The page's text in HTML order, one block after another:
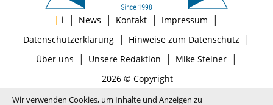
| i | News | Kontakt | Impressum |
Datenschutzerklärung| Hinweise zum Datenschutz |
Über uns | Unsere Redaktion | Mike Steiner|
2026 © Copyright
Wir verwenden Cookies, um Inhalte und Anzeigen zu